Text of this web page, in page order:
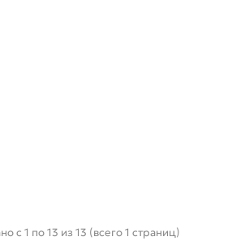
с 1 по 13 из 13 (всего 1 страниц)